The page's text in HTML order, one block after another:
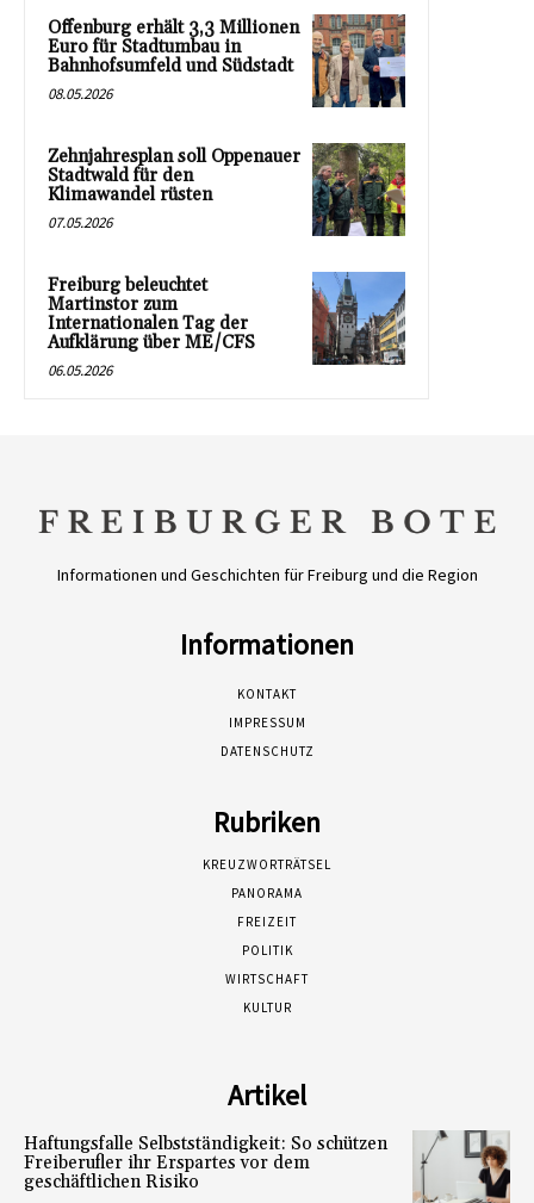
Offenburg erhält 3,3 Millionen
Euro für Stadtumbau in
Bahnhofsumfeld und Südstadt
08.05.2026
Zehnjahresplan soll Oppenauer
Stadtwald für den
Klimawandel rüsten
07.05.2026
Freiburg beleuchtet
Martinstor zum
Internationalen Tag der
Aufklärung über ME/CFS
06.05.2026
Informationen und Geschichten für Freiburg und die Region
Informationen
KONTAKT
IMPRESSUM
DATENSCHUTZ
Rubriken
KREUZWORTRÄTSEL
PANORAMA
FREIZEIT
POLITIK
WIRTSCHAFT
KULTUR
Artikel
Haftungsfalle Selbstständigkeit: So schützen
Freiberufler ihr Erspartes vor dem
geschäftlichen Risiko